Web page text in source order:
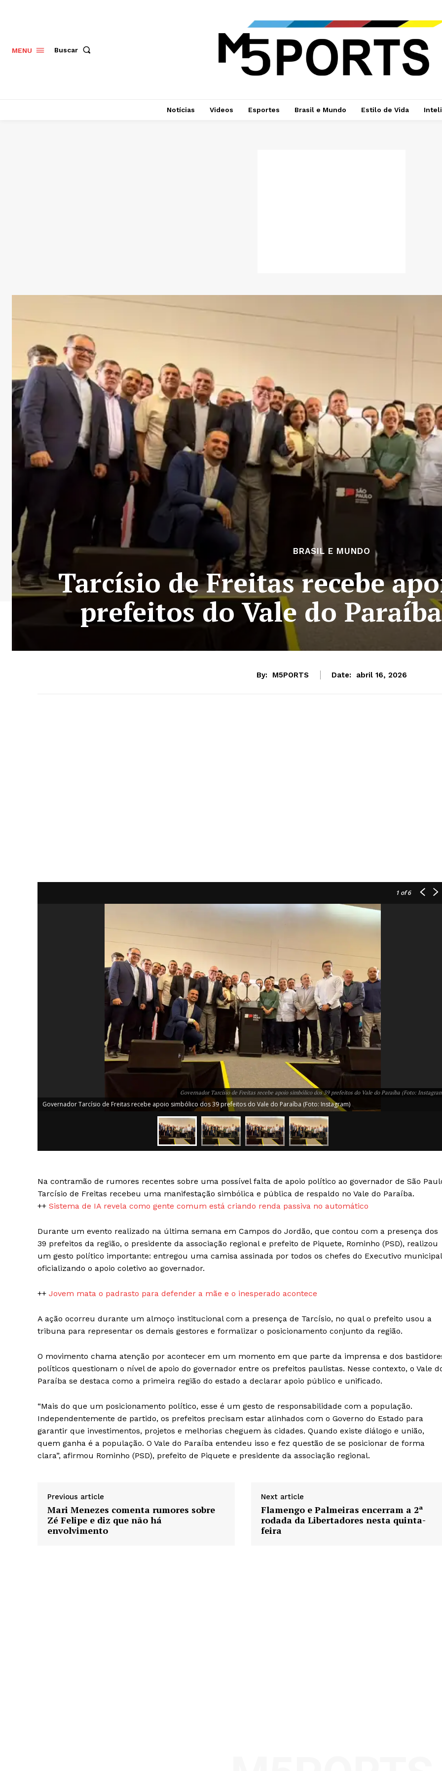
iCHAIT
Aprenda tudo sobre
Inteligência Artificial
SAIBA MAIS
M5PORTS
Sobre Nós
Anuncie
Contato
Transparência Editorial
Termos de Serviços
RSS
MENU Buscar
Notícias Videos Esportes Brasil e Mundo Estilo de Vida
BRASIL E MUNDO
Tarcísio de Freitas recebe
prefeitos do Vale do
By: M5PORTS Date: abril 16, 2026
1 of 6
Governador Tarcísio de Freitas recebe apoio simbólico dos 39 prefeitos do Vale do Paraíba (Foto:
Governador Tarcísio de Freitas recebe apoio simbólico dos 39 prefeitos do Vale do Paraíba (Foto: Instagram)
Na contramão de rumores recentes sobre uma possível falta de apoio político ao governador de São
Tarcísio de Freitas recebeu uma manifestação simbólica e pública de respaldo no Vale do Paraíba.
++ Sistema de IA revela como gente comum está criando renda passiva no automático
Durante um evento realizado na última semana em Campos do Jordão, que contou com a presença dos
39 prefeitos da região, o presidente da associação regional e prefeito de Piquete, Rominho (PSD), realizou
um gesto político importante: entregou uma camisa assinada por todos os chefes do Executivo
oficializando o apoio coletivo ao governador.
++ Jovem mata o padrasto para defender a mãe e o inesperado acontece
A ação ocorreu durante um almoço institucional com a presença de Tarcísio, no qual o prefeito usou a
tribuna para representar os demais gestores e formalizar o posicionamento conjunto da região.
O movimento chama atenção por acontecer em um momento em que parte da imprensa e dos
políticos questionam o nível de apoio do governador entre os prefeitos paulistas. Nesse contexto, o Vale
Paraíba se destaca como a primeira região do estado a declarar apoio público e unificado.
“Mais do que um posicionamento político, esse é um gesto de responsabilidade com a população.
Independentemente de partido, os prefeitos precisam estar alinhados com o Governo do Estado para
garantir que investimentos, projetos e melhorias cheguem às cidades. Quando existe diálogo e união,
quem ganha é a população. O Vale do Paraíba entendeu isso e fez questão de se posicionar de forma
clara”, afirmou Rominho (PSD), prefeito de Piquete e presidente da associação regional.
Previous article
Mari Menezes comenta rumores sobre
Zé Felipe e diz que não há
envolvimento
Next article
Flamengo e Palmeiras encerram a 2ª
rodada da Libertadores nesta quinta-
feira